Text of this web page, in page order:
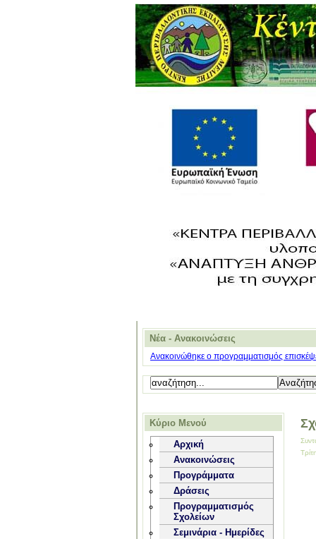
Νέα - Ανακοινώσεις
Ανακοινώθηκε ο προγραμματισμός
Κύριο Μενού
Αρχική
Ανακοινώσεις
Προγράμματα
Δράσεις
Προγραμματισμός
Σχολείων
Σεμινάρια - Ημερίδες